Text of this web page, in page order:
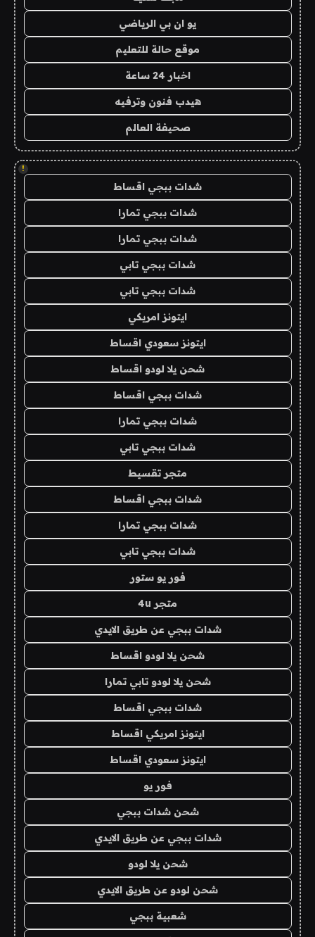
يو ان بي الرياضي
موقع حالة للتعليم
اخبار 24 ساعة
هيدب فنون وترفيه
صحيفة العالم
!
شدات ببجي اقساط
شدات ببجي تمارا
شدات ببجي تمارا
شدات ببجي تابي
شدات ببجي تابي
ايتونز امريكي
ايتونز سعودي اقساط
شحن يلا لودو اقساط
شدات ببجي اقساط
شدات ببجي تمارا
شدات ببجي تابي
متجر تقسيط
شدات ببجي اقساط
شدات ببجي تمارا
شدات ببجي تابي
فور يو ستور
متجر 4u
شدات ببجي عن طريق الايدي
شحن يلا لودو اقساط
شحن يلا لودو تابي تمارا
شدات ببجي اقساط
ايتونز امريكي اقساط
ايتونز سعودي اقساط
فور يو
شحن شدات ببجي
شدات ببجي عن طريق الايدي
شحن يلا لودو
شحن لودو عن طريق الايدي
شعبية ببجي